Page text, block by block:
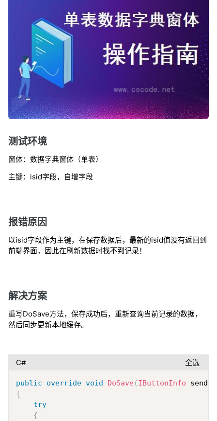
测试环境
窗体：数据字典窗体（单表）
主键：isid字段，自增字段
报错原因
以isid字段作为主键，在保存数据后，最新的isid值没有返回到
前端界面，因此在刷新数据时找不到记录！
解决方案
重写DoSave方法，保存成功后，重新查询当前记录的数据，
然后同步更新本地缓存。
C# 全选
public override void DoSave( IButtonInfo sender
{
try
{